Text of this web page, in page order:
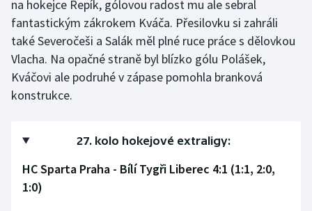
na hokejce Řepík, gólovou radost mu ale sebral
fantastickým zákrokem Kváča. Přesilovku si zahráli
také Severočeši a Salák měl plné ruce práce s dělovkou
Vlacha. Na opačné straně byl blízko gólu Polášek,
Kváčovi ale podruhé v zápase pomohla branková
konstrukce.
27. kolo hokejové extraligy:
HC Sparta Praha - Bílí Tygři Liberec 4:1 (1:1, 2:0,
1:0)